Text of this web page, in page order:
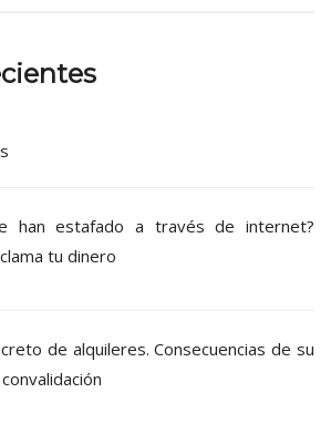
han estafado a través de internet?
tu dinero
de alquileres. Consecuencias de su